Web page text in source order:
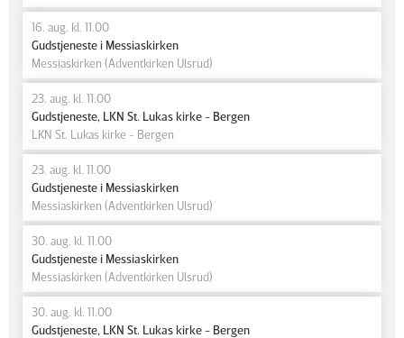
16. aug. kl. 11.00
Gudstjeneste i Messiaskirken
Messiaskirken (Adventkirken Ulsrud)
23. aug. kl. 11.00
Gudstjeneste, LKN St. Lukas kirke - Bergen
LKN St. Lukas kirke - Bergen
23. aug. kl. 11.00
Gudstjeneste i Messiaskirken
Messiaskirken (Adventkirken Ulsrud)
30. aug. kl. 11.00
Gudstjeneste i Messiaskirken
Messiaskirken (Adventkirken Ulsrud)
30. aug. kl. 11.00
Gudstjeneste, LKN St. Lukas kirke - Bergen